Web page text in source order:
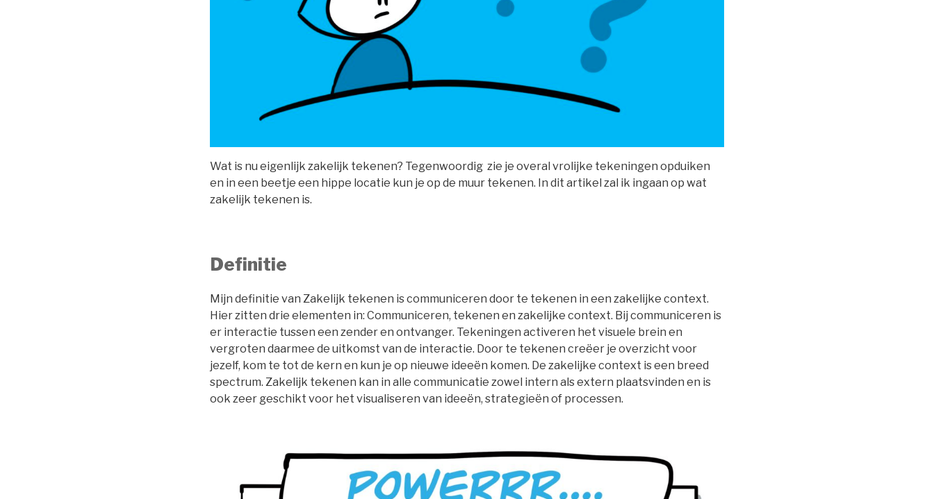
Wat is nu eigenlijk zakelijk tekenen? Tegenwoordig zie je overal vrolijke tekeningen opduiken
en in een beetje een hippe locatie kun je op de muur tekenen. In dit artikel zal ik ingaan op wat
zakelijk tekenen is.
Definitie
Mijn definitie van Zakelijk tekenen is communiceren door te tekenen in een zakelijke context.
Hier zitten drie elementen in: Communiceren, tekenen en zakelijke context. Bij communiceren is
er interactie tussen een zender en ontvanger. Tekeningen activeren het visuele brein en
vergroten daarmee de uitkomst van de interactie. Door te tekenen creëer je overzicht voor
jezelf, kom te tot de kern en kun je op nieuwe ideeën komen. De zakelijke context is een breed
spectrum. Zakelijk tekenen kan in alle communicatie zowel intern als extern plaatsvinden en is
ook zeer geschikt voor het visualiseren van ideeën, strategieën of processen.